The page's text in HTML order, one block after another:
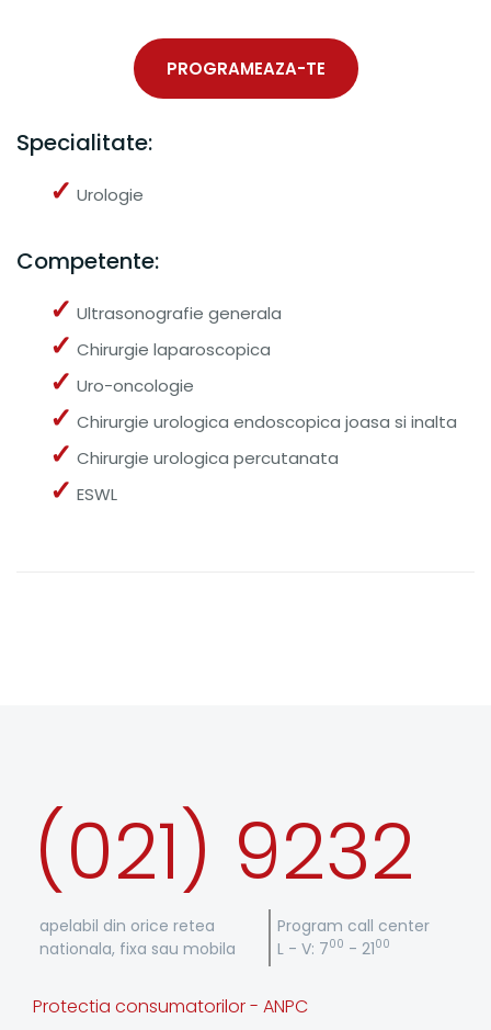
PROGRAMEAZA-TE
Specialitate:
✓ Urologie
Competente:
✓ Ultrasonografie generala
✓ Chirurgie laparoscopica
✓ Uro-oncologie
✓ Chirurgie urologica endoscopica joasa si inalta
✓ Chirurgie urologica percutanata
✓ ESWL
(021) 9232
apelabil din orice retea
nationala, fixa sau mobila
Program call center
L - V: 700 - 2100
Protectia consumatorilor - ANPC